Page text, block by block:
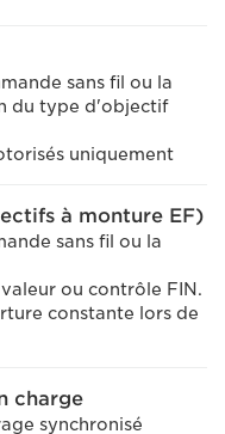
sans fil ou la
du type d'objectif
uniquement
à monture EF)
sans fil ou la
ou contrôle FIN.
constante lors de
charge
synchronisé